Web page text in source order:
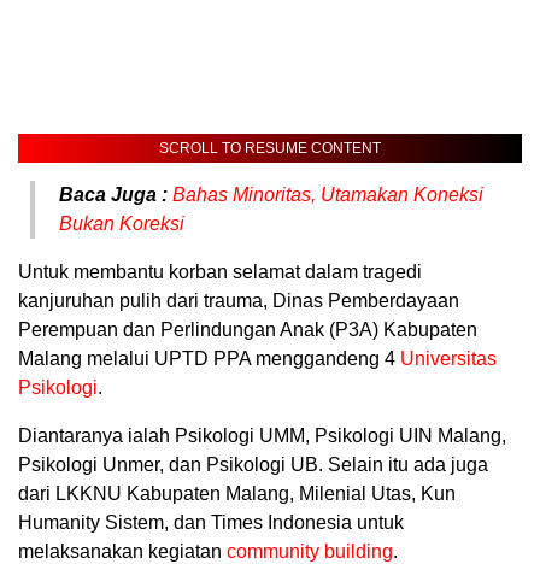
SCROLL TO RESUME CONTENT
Baca Juga : Bahas Minoritas, Utamakan Koneksi
Bukan Koreksi
Untuk membantu korban selamat dalam tragedi
kanjuruhan pulih dari trauma, Dinas Pemberdayaan
Perempuan dan Perlindungan Anak (P3A) Kabupaten
Malang melalui UPTD PPA menggandeng 4 Universitas
Psikologi.
Diantaranya ialah Psikologi UMM, Psikologi UIN Malang,
Psikologi Unmer, dan Psikologi UB. Selain itu ada juga
dari LKKNU Kabupaten Malang, Milenial Utas, Kun
Humanity Sistem, dan Times Indonesia untuk
melaksanakan kegiatan community building.